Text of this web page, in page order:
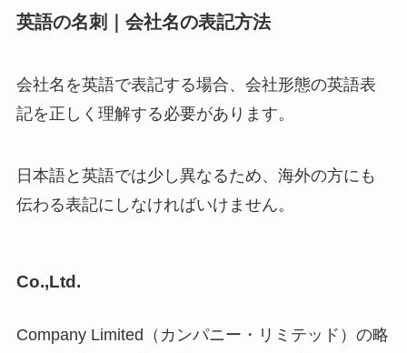
英語の名刺｜会社名の表記方法
会社名を英語で表記する場合、会社形態の英語表
記を正しく理解する必要があります。
日本語と英語では少し異なるため、海外の方にも
伝わる表記にしなければいけません。
Co.,Ltd.
Company Limited（カンパニー・リミテッド）の略